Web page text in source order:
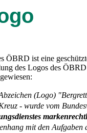
ÖBRD ist eine
des Logos des
(Logo)
- wurde vom
mit den Aufgaben